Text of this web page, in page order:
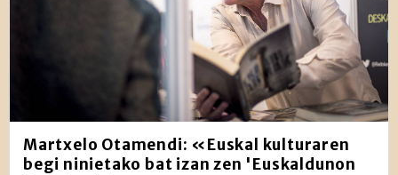
Martxelo Otamendi: «Euskal kulturaren
begi ninietako bat izan zen 'Euskaldunon